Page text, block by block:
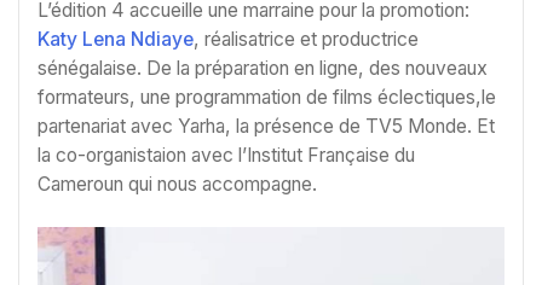
L’édition 4 accueille une marraine pour la promotion:
Katy Lena Ndiaye, réalisatrice et productrice
sénégalaise. De la préparation en ligne, des nouveaux
formateurs, une programmation de films éclectiques,le
partenariat avec Yarha, la présence de TV5 Monde. Et
la co-organistaion avec l’Institut Française du
Cameroun qui nous accompagne.